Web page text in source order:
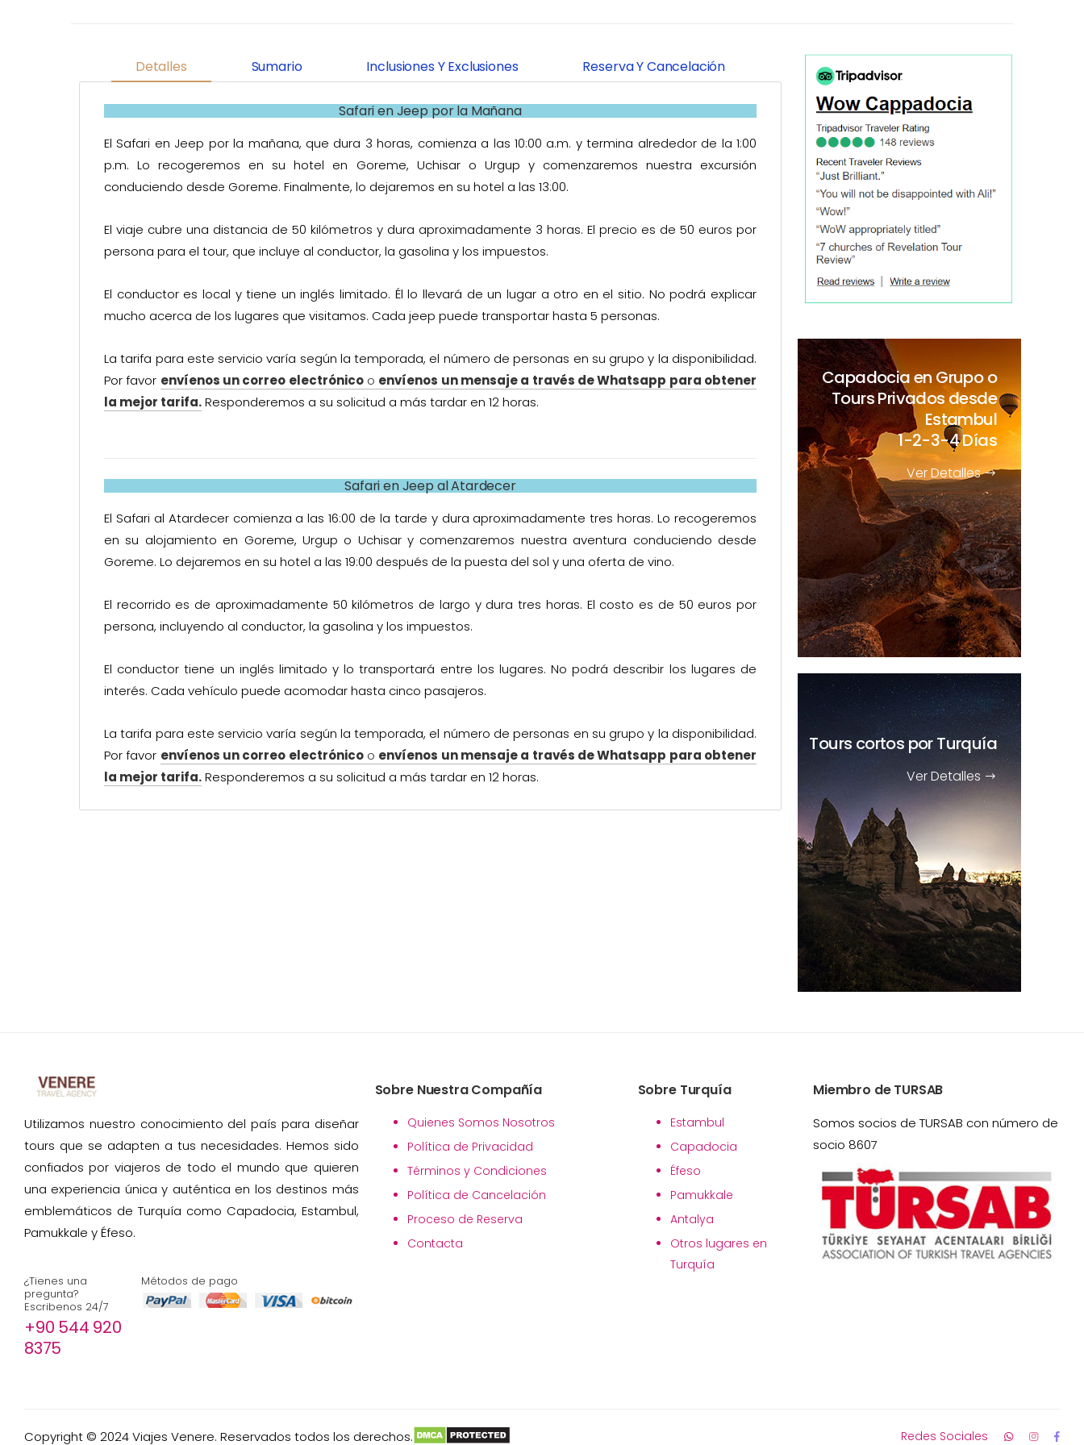
Detalles Sumario Inclusiones Y Exclusiones Reserva Y Cancelación
Safari en Jeep por la Mañana
El Safari en Jeep por la mañana, que dura 3 horas, comienza a las 10:00 a.m. y termina alrededor de la 1:00
p.m. Lo recogeremos en su hotel en Goreme, Uchisar o Urgup y comenzaremos nuestra excursión
conduciendo desde Goreme. Finalmente, lo dejaremos en su hotel a las 13:00.
El viaje cubre una distancia de 50 kilómetros y dura aproximadamente 3 horas. El precio es de 50 euros por
persona para el tour, que incluye al conductor, la gasolina y los impuestos.
El conductor es local y tiene un inglés limitado. Él lo llevará de un lugar a otro en el sitio. No podrá explicar
mucho acerca de los lugares que visitamos. Cada jeep puede transportar hasta 5 personas.
La tarifa para este servicio varía según la temporada, el número de personas en su grupo y la disponibilidad.
Por favor envíenos un correo electrónicoo envíenos un mensaje a través de Whatsapp para obtener
la mejor tarifa.Responderemos a su solicitud a más tardar en 12 horas.
Safari en Jeep al Atardecer
El Safari al Atardecer comienza a las 16:00 de la tarde y dura aproximadamente tres horas. Lo recogeremos
en su alojamiento en Goreme, Urgup o Uchisar y comenzaremos nuestra aventura conduciendo desde
Goreme. Lo dejaremos en su hotel a las 19:00 después de la puesta del sol y una oferta de vino.
El recorrido es de aproximadamente 50 kilómetros de largo y dura tres horas. El costo es de 50 euros por
persona, incluyendo al conductor, la gasolina y los impuestos.
El conductor tiene un inglés limitado y lo transportará entre los lugares. No podrá describir los lugares de
interés. Cada vehículo puede acomodar hasta cinco pasajeros.
La tarifa para este servicio varía según la temporada, el número de personas en su grupo y la disponibilidad.
Por favor envíenos un correo electrónicoo envíenos un mensaje a través de Whatsapp para obtener
la mejor tarifa.Responderemos a su solicitud a más tardar en 12 horas.
Capadocia en Grupo o
Tours Privados desde
Estambul
1-2-3-4 Días
Ver Detalles
Tours cortospor Turquía
Ver Detalles
Utilizamos nuestro conocimiento del país para diseñar
tours que se adapten a tus necesidades. Hemos sido
confiados por viajeros de todo el mundo que quieren
una experiencia única y auténtica en los destinos más
emblemáticos de Turquía como Capadocia, Estambul,
Pamukkale y Éfeso.
¿Tienes una
pregunta?
Escribenos 24/7
+90 544 920
8375
Métodos de pago
Sobre Nuestra Compañía
Quienes Somos Nosotros
Política de Privacidad
Términos y Condiciones
Política de Cancelación
Proceso de Reserva
Contacta
Sobre Turquía
Estambul
Capadocia
Éfeso
Pamukkale
Antalya
Otros lugares en
Turquía
Miembro de TURSAB
Somos socios de TURSAB con número de
socio 8607
Copyright © 2024 Viajes Venere. Reservados todos los derechos. Redes Sociales